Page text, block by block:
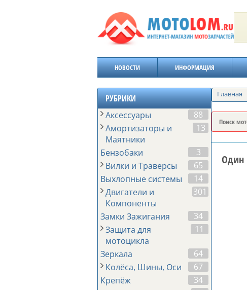
НОВОСТИ ИНФОРМАЦИЯ
РУБРИКИ
Аксессуары
88
Амортизаторы и
Маятники
13
Бензобаки
3
Вилки и Траверсы
65
Выхлопные системы
14
Двигатели и
Компоненты
301
Замки Зажигания
34
Защита для
мотоцикла
11
Зеркала
64
Колёса, Шины, Оси
67
Крепёж
34
Главная
Один